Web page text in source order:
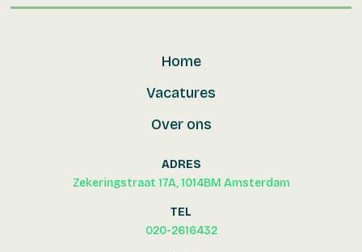
Home
Vacatures
Over ons
ADRES
Zekeringstraat 17A, 1014BM Amsterdam
TEL
020-2616432